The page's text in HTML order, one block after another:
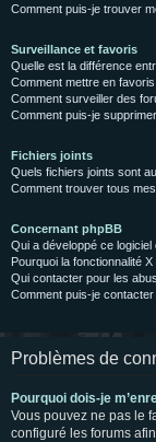
Comment puis-je trouver
Surveillance et favoris
Quelle est la différence
Comment mettre en
Comment surveiller des
Comment puis-je
Fichiers joints
Quels fichiers joints sont
Comment trouver tous
Concernant phpBB
Qui a développé ce logiciel
Pourquoi la fonctionnalité
Qui contacter pour les
Comment puis-je
Problèmes de
Pourquoi dois-je
Vous pouvez ne pas le
configuré les forums